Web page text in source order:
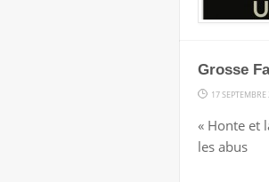
Grosse
17
« Honte et
les abus